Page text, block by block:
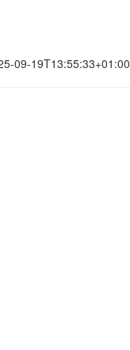
09-19T13:55:33+01:00